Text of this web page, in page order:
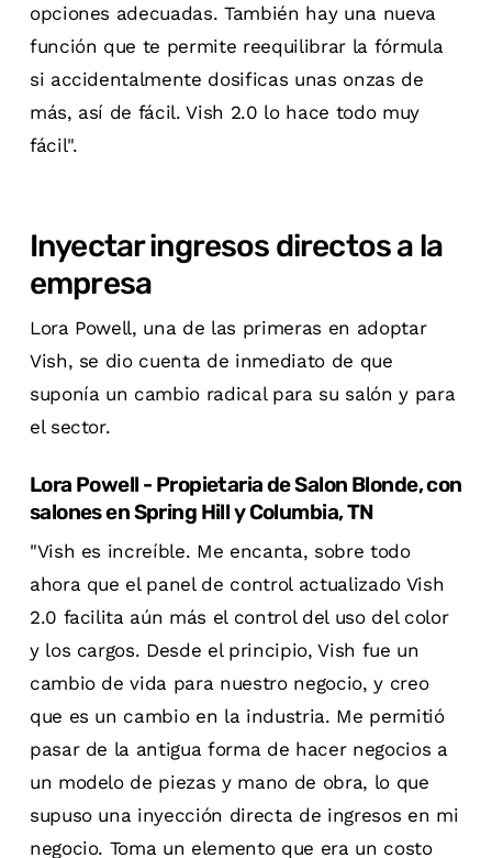
opciones adecuadas. También hay una nueva
función que te permite reequilibrar la fórmula
si accidentalmente dosificas unas onzas de
más, así de fácil. Vish 2.0 lo hace todo muy
fácil".
Inyectar ingresos directos a la
empresa
Lora Powell, una de las primeras en adoptar
Vish, se dio cuenta de inmediato de que
suponía un cambio radical para su salón y para
el sector.
Lora Powell - Propietaria de Salon Blonde, con
salones en Spring Hill y Columbia, TN
"Vish es increíble. Me encanta, sobre todo
ahora que el panel de control actualizado Vish
2.0 facilita aún más el control del uso del color
y los cargos. Desde el principio, Vish fue un
cambio de vida para nuestro negocio, y creo
que es un cambio en la industria. Me permitió
pasar de la antigua forma de hacer negocios a
un modelo de piezas y mano de obra, lo que
supuso una inyección directa de ingresos en mi
negocio. Toma un elemento que era un costo